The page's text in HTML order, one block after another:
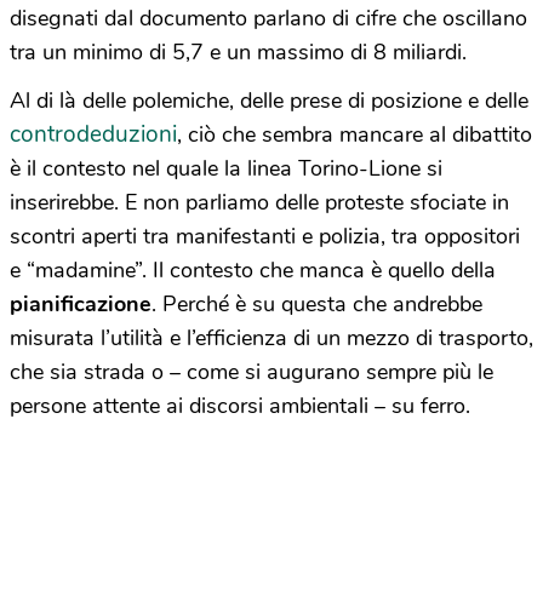
disegnati dal documento parlano di cifre che oscillano
tra un minimo di 5,7 e un massimo di 8 miliardi.
Al di là delle polemiche, delle prese di posizione e delle
controdeduzioni, ciò che sembra mancare al dibattito
è il contesto nel quale la linea Torino-Lione si
inserirebbe. E non parliamo delle proteste sfociate in
scontri aperti tra manifestanti e polizia, tra oppositori
e “madamine”. Il contesto che manca è quello della
pianificazione. Perché è su questa che andrebbe
misurata l’utilità e l’efficienza di un mezzo di trasporto,
che sia strada o – come si augurano sempre più le
persone attente ai discorsi ambientali – su ferro.